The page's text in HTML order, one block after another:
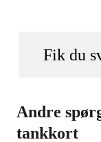
Fik du
Andre
tankkort